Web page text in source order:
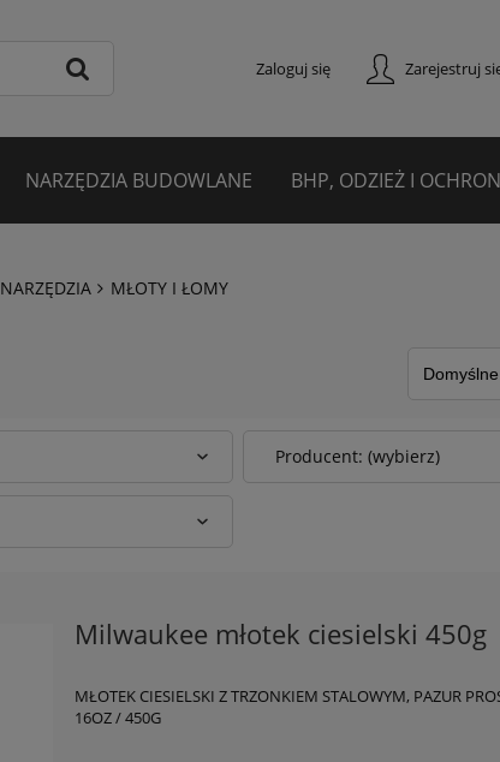
Zarejestruj
Zaloguj się
NARZĘDZIA BUDOWLANE BHP, ODZIEŻ I
NARZĘDZIA MŁOTY I ŁOMY
Producent: (wybierz)
Milwaukee młotek ciesielski 450g
MŁOTEK CIESIELSKI Z TRZONKIEM STALOWYM, PAZUR
16OZ / 450G